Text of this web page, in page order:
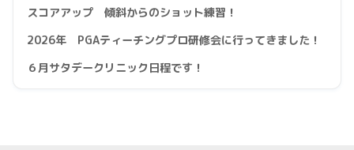
スコアアップ 傾斜からのショット練習！
2026年 PGAティーチングプロ研修会に行ってきました！
６月サタデークリニック日程です！